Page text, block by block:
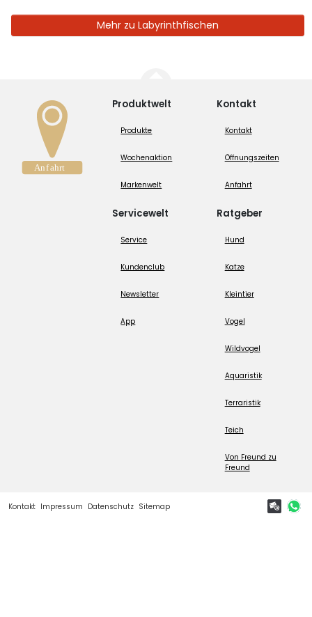
Mehr zu Labyrinthfischen
Produktwelt
Produkte
Wochenaktion
Markenwelt
Servicewelt
Service
Kundenclub
Newsletter
App
Kontakt
Kontakt
Öffnungszeiten
Anfahrt
Ratgeber
Hund
Katze
Kleintier
Vogel
Wildvogel
Aquaristik
Terraristik
Teich
Von Freund zu
Freund
Kontakt Impressum Datenschutz Sitemap